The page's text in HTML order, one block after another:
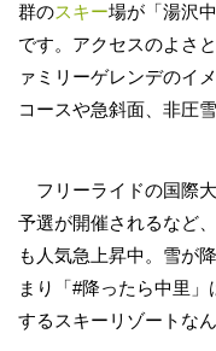
群のスキー場が「湯沢
です。アクセスのよさ
ァミリーゲレンデのイ
コースや急斜面、非圧
フリーライドの国際
予選が開催されるなど
も人気急上昇中。雪が
まり「#降ったら中里
するスキーリゾートなん